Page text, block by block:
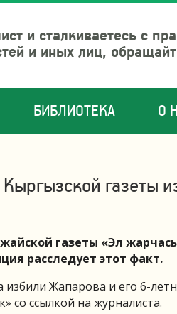
и сталкиваетесь с
и иных лиц,
БИБЛИОТЕКА О
газеты
газеты «Эл
расследует этот факт.
Жапарова и его 6-
со ссылкой на журналиста.